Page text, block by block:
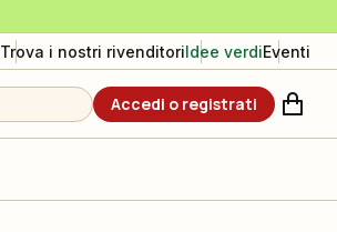
Trova i nostri rivenditoriIdee verdiEventi
Accedi o registrati